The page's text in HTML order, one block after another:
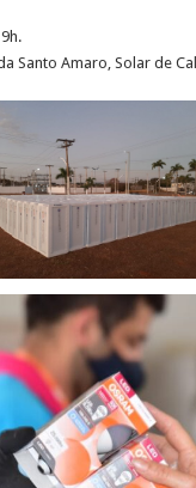
Santo Amaro, Solar de